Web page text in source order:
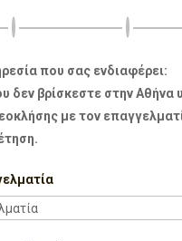
που σας ενδιαφέρει:
δεν βρίσκεστε στην Αθήνα
με τον